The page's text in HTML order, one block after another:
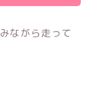
ながら走って